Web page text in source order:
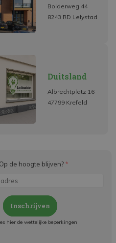
Bolderweg 44
8243 RD Lelystad
Duitsland
Albrechtplatz 16
47799 Krefeld
Op de hoogte blijven? *
Inschrijven
hier de wettelijke beperkingen